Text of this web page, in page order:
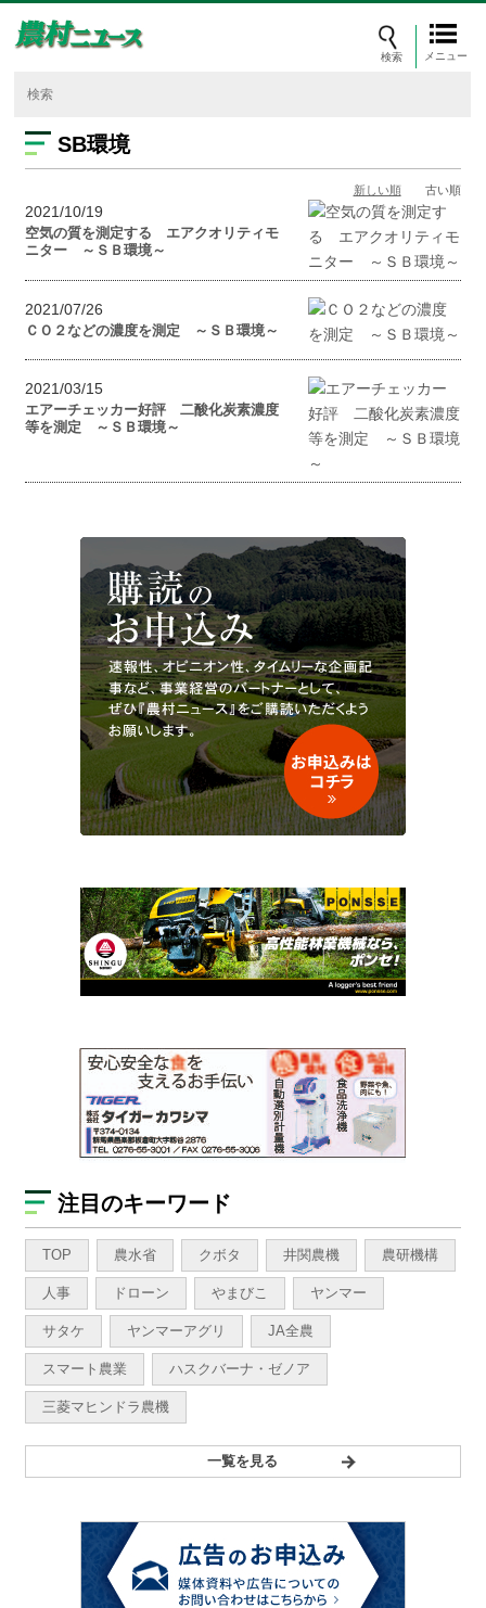
メニュー
SB環境
新しい順 古い順
2021/10/19
空気の質を測定する エアクオリティモ
ニター ～ＳＢ環境～
2021/07/26
ＣＯ２などの濃度を測定 ～ＳＢ環境～
2021/03/15
エアーチェッカー好評 二酸化炭素濃度
等を測定 ～ＳＢ環境～
注目のキーワード
TOP 農水省 クボタ 井関農機 農研機構
人事 ドローン やまびこ ヤンマー
サタケ ヤンマーアグリ JA全農
スマート農業 ハスクバーナ・ゼノア
三菱マヒンドラ農機
一覧を見る